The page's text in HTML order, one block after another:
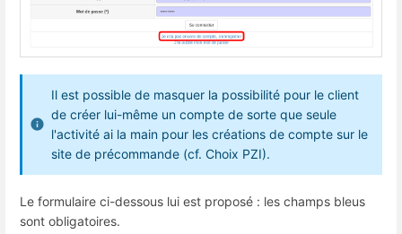
Il est possible de masquer la possibilité pour le client
de créer lui-même un compte de sorte que seule
l'activité ai la main pour les créations de compte sur le
site de précommande (cf. Choix PZI).
Le formulaire ci-dessous lui est proposé : les champs bleus
sont obligatoires.